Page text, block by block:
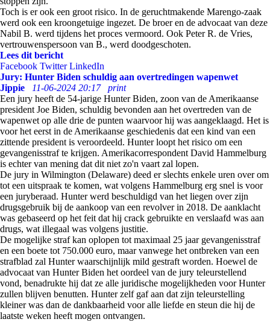
Toch is er ook een groot risico. In de geruchtmakende Marengo-zaak
werd ook een kroongetuige ingezet. De broer en de advocaat van deze
Nabil B. werd tijdens het proces vermoord. Ook Peter R. de Vries,
vertrouwenspersoon van B., werd doodgeschoten.
Lees dit bericht
Facebook Twitter LinkedIn
Jury: Hunter Biden schuldig aan overtredingen wapenwet
Jippie
11-06-2024 20:17
print
Een jury heeft de 54-jarige Hunter Biden, zoon van de Amerikaanse
president Joe Biden, schuldig bevonden aan het overtreden van de
wapenwet op alle drie de punten waarvoor hij was aangeklaagd. Het is
voor het eerst in de Amerikaanse geschiedenis dat een kind van een
zittende president is veroordeeld. Hunter loopt het risico om een
gevangenisstraf te krijgen. Amerikacorrespondent David Hammelburg
is echter van mening dat dit niet zo'n vaart zal lopen.
De jury in Wilmington (Delaware) deed er slechts enkele uren over om
tot een uitspraak te komen, wat volgens Hammelburg erg snel is voor
een juryberaad. Hunter werd beschuldigd van het liegen over zijn
drugsgebruik bij de aankoop van een revolver in 2018. De aanklacht
was gebaseerd op het feit dat hij crack gebruikte en verslaafd was aan
drugs, wat illegaal was volgens justitie.
De mogelijke straf kan oplopen tot maximaal 25 jaar gevangenisstraf
en een boete tot 750.000 euro, maar vanwege het ontbreken van een
strafblad zal Hunter waarschijnlijk mild gestraft worden. Hoewel de
advocaat van Hunter Biden het oordeel van de jury teleurstellend
vond, benadrukte hij dat ze alle juridische mogelijkheden voor Hunter
zullen blijven benutten. Hunter zelf gaf aan dat zijn teleurstelling
kleiner was dan de dankbaarheid voor alle liefde en steun die hij de
laatste weken heeft mogen ontvangen.